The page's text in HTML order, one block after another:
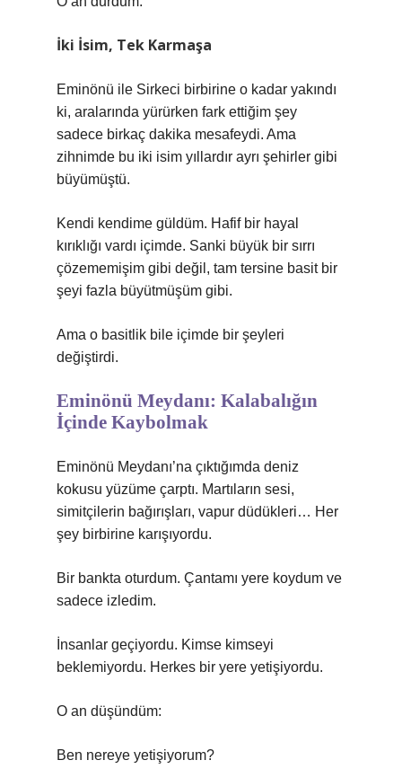
İki İsim, Tek Karmaşa
Eminönü ile Sirkeci birbirine o kadar yakındı
ki, aralarında yürürken fark ettiğim şey
sadece birkaç dakika mesafeydi. Ama
zihnimde bu iki isim yıllardır ayrı şehirler gibi
büyümüştü.
Kendi kendime güldüm. Hafif bir hayal
kırıklığı vardı içimde. Sanki büyük bir sırrı
çözememişim gibi değil, tam tersine basit bir
şeyi fazla büyütmüşüm gibi.
Ama o basitlik bile içimde bir şeyleri
değiştirdi.
Eminönü Meydanı: Kalabalığın
İçinde Kaybolmak
Eminönü Meydanı’na çıktığımda deniz
kokusu yüzüme çarptı. Martıların sesi,
simitçilerin bağırışları, vapur düdükleri… Her
şey birbirine karışıyordu.
Bir bankta oturdum. Çantamı yere koydum ve
sadece izledim.
İnsanlar geçiyordu. Kimse kimseyi
beklemiyordu. Herkes bir yere yetişiyordu.
O an düşündüm:
Ben nereye yetişiyorum?